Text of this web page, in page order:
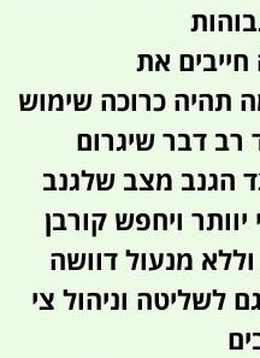
חייבים את
תהיה כרוכה שימוש
רב דבר שיגרום
הגנב מצב שלגנב
יוותר ויחפש קורבן
מנעול דוושה
לשליטה וניהול צי